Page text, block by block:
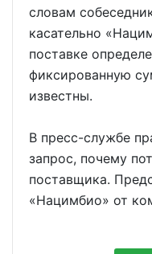
словам
касательно
поставке
фиксированную
известны.
В пресс-службе
запрос, почему
поставщика.
«Нацимбио» от